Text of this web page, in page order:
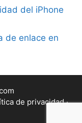
del iPhone
de enlace en
de privacidad·